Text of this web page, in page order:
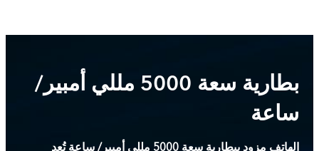
بطارية سعة 5000 مللي أمبير/
ساعة
الهاتف مزود ببطارية سعة 5000 مللي أمبير/ ساعة تُعد